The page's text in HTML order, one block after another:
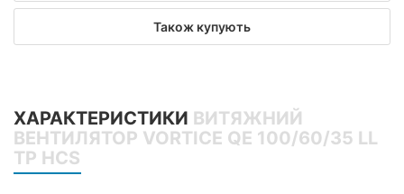
Також купують
ХАРАКТЕРИСТИКИ ВИТЯЖНИЙ
ВЕНТИЛЯТОР VORTICE QE 100/60/35 LL
TP HCS